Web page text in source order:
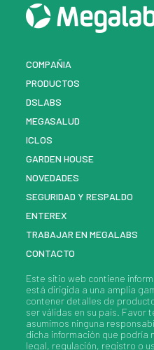
COMPAÑIA
PRODUCTOS
DSLABS
MEGASALUD
ICLOS
GARDEN HOUSE
NOVEDADES
SEGURIDAD Y RESPALDO
ENTEREX
TRABAJAR EN MEGALABS
CONTACTO
Este sitio web contiene
está dirigida a una amplia
contener detalles de
ser válidas en su país. Favor
asumimos ninguna
dicha información que podría
legal, regulación, registro o